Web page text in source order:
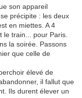
son appareil
précipite : les deux
en miettes. A 4
train... pour Paris.
la soirée. Passons
que celle de
élevé de
il fallut que
Ils durent élever un